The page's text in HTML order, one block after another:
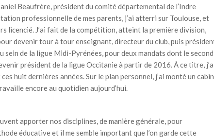
Beaufrère, président du comité départemental de l’Indre
professionnelle de mes parents, j’ai atterri sur Toulouse, et
licencié. J’ai fait de la compétition, atteint la première division,
devenir tour à tour enseignant, directeur du club, puis
sein de la ligue Midi-Pyrénées, pour deux mandats dont le second
président de la ligue Occitanie à partir de 2016. À ce titre,
huit dernières années. Sur le plan personnel, j’ai monté un
encore au quotidien aujourd’hui.
apporter nos disciplines, de manière générale, pour
éducative et il me semble important que l’on garde cette